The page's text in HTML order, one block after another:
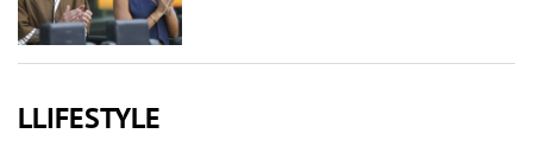
LLIFESTYLE